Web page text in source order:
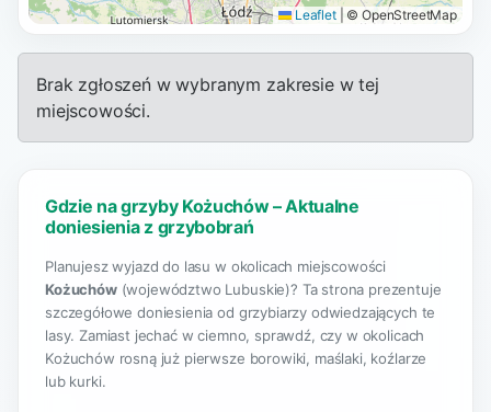
Leaflet © OpenStreetMap
Brak zgłoszeń w wybranym zakresie w tej
miejscowości.
Gdzie na grzyby Kożuchów – Aktualne
doniesienia z grzybobrań
Planujesz wyjazd do lasu w okolicach miejscowości
Kożuchów(województwo Lubuskie)? Ta strona prezentuje
szczegółowe doniesienia od grzybiarzy odwiedzających te
lasy. Zamiast jechać w ciemno, sprawdź, czy w okolicach
Kożuchów rosną już pierwsze borowiki, maślaki, koźlarze
lub kurki.